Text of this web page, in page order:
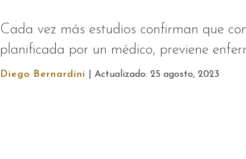
Cada vez más estudios confirman que
planificada por un médico, previene
Diego Bernardini | Actualizado: 25 agosto, 2023